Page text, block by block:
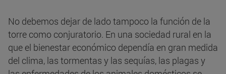
No debemos dejar de lado tampoco la función de la
torre como conjuratorio. En una sociedad rural en la
que el bienestar económico dependía en gran medida
del clima, las tormentas y las sequías, las plagas y